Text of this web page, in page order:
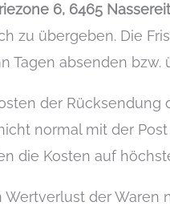
6, 6465
zu übergeben. Die
Tagen absenden bzw.
der Rücksendung
normal mit der
die Kosten auf
der Waren